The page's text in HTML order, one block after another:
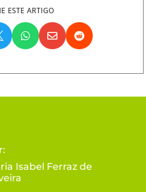
este artigo
  
Isabel Ferraz de